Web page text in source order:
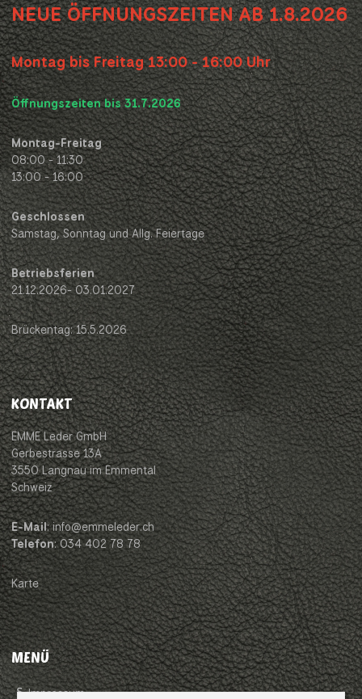
NEUE ÖFFNUNGSZEITEN AB 1.8.2026
Montag bis Freitag 13:00 - 16:00 Uhr
Öffnungszeiten bis 31.7.2026
Montag-Freitag
08:00 - 11:30
13:00 - 16:00
Geschlossen
Samstag, Sonntag und Allg. Feiertage
Betriebsferien
21.12.2026- 03.01.2027
Brückentag: 15.5.2026
KONTAKT
EMME Leder GmbH
Gerbestrasse 13A
3550 Langnau im Emmental
Schweiz
E-Mail: info@emmeleder.ch
Telefon: 034 402 78 78
Karte
MENÜ
Impressum